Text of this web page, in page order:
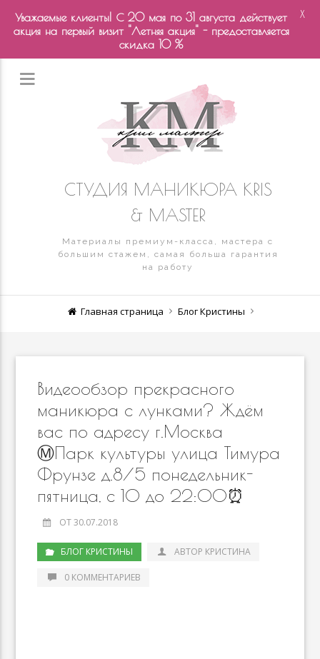
СТУДИЯ МАНИКЮРА KRIS
& MASTER
Материалы премиум-класса, мастера с
большим стажем, самая больша гарантия
на работу
Главная страница Блог Кристины
Видеообзор прекрасного
маникюра с лунками? Ждём
вас по адресу г.Москва
Ⓜ️Парк культуры улица Тимура
Фрунзе д.8/5 понедельник-
пятница, с 10 до 22:00⏰
ОТ 30.07.2018
БЛОГ КРИСТИНЫ АВТОР КРИСТИНА
0 КОММЕНТАРИЕВ
Уважаемые клиенты! С 20 мая по 31 августа действует
акция на первый визит "Летняя акция" - предоставляется
скидка 10 %
X